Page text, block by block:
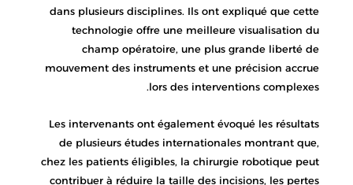
dans plusieurs disciplines. Ils ont expliqué que cette
technologie offre une meilleure visualisation du
champ opératoire, une plus grande liberté de
mouvement des instruments et une précision accrue
lors des interventions complexes.
Les intervenants ont également évoqué les résultats
de plusieurs études internationales montrant que,
chez les patients éligibles, la chirurgie robotique peut
contribuer à réduire la taille des incisions, les pertes